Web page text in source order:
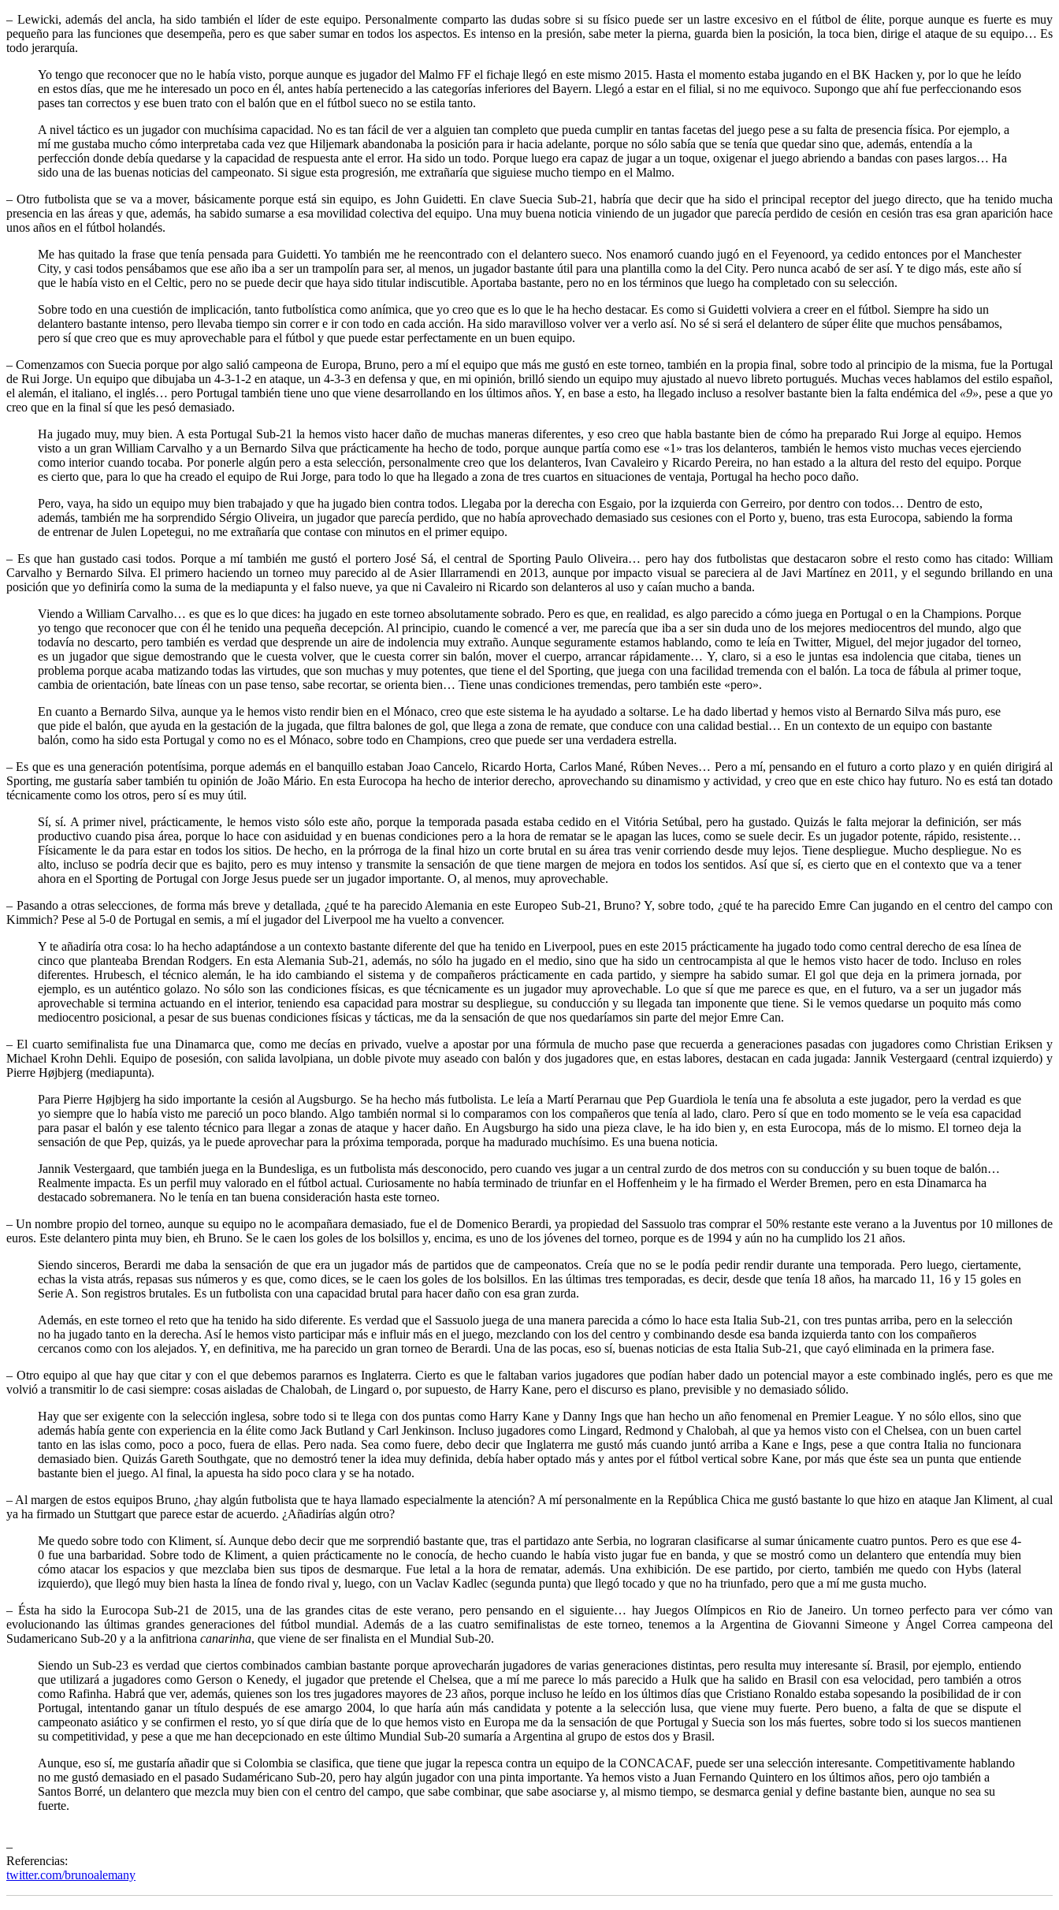
– Lewicki, además del ancla, ha sido también el líder de este equipo. Personalmente comparto las dudas sobre si su físico puede ser un lastre excesivo en el fútbol de élite, porque aunque es fuerte es muy
pequeño para las funciones que desempeña, pero es que saber sumar en todos los aspectos. Es intenso en la presión, sabe meter la pierna, guarda bien la posición, la toca bien, dirige el ataque de su equipo… Es
todo jerarquía.
Yo tengo que reconocer que no le había visto, porque aunque es jugador del Malmo FF el fichaje llegó en este mismo 2015. Hasta el momento estaba jugando en el BK Hacken y, por lo que he leído
en estos días, que me he interesado un poco en él, antes había pertenecido a las categorías inferiores del Bayern. Llegó a estar en el filial, si no me equivoco. Supongo que ahí fue perfeccionando esos
pases tan correctos y ese buen trato con el balón que en el fútbol sueco no se estila tanto.
A nivel táctico es un jugador con muchísima capacidad. No es tan fácil de ver a alguien tan completo que pueda cumplir en tantas facetas del juego pese a su falta de presencia física. Por ejemplo, a
mí me gustaba mucho cómo interpretaba cada vez que Hiljemark abandonaba la posición para ir hacia adelante, porque no sólo sabía que se tenía que quedar sino que, además, entendía a la
perfección donde debía quedarse y la capacidad de respuesta ante el error. Ha sido un todo. Porque luego era capaz de jugar a un toque, oxigenar el juego abriendo a bandas con pases largos… Ha
sido una de las buenas noticias del campeonato. Si sigue esta progresión, me extrañaría que siguiese mucho tiempo en el Malmo.
– Otro futbolista que se va a mover, básicamente porque está sin equipo, es John Guidetti. En clave Suecia Sub-21, habría que decir que ha sido el principal receptor del juego directo, que ha tenido mucha
presencia en las áreas y que, además, ha sabido sumarse a esa movilidad colectiva del equipo. Una muy buena noticia viniendo de un jugador que parecía perdido de cesión en cesión tras esa gran aparición hace
unos años en el fútbol holandés.
Me has quitado la frase que tenía pensada para Guidetti. Yo también me he reencontrado con el delantero sueco. Nos enamoró cuando jugó en el Feyenoord, ya cedido entonces por el Manchester
City, y casi todos pensábamos que ese año iba a ser un trampolín para ser, al menos, un jugador bastante útil para una plantilla como la del City. Pero nunca acabó de ser así. Y te digo más, este año sí
que le había visto en el Celtic, pero no se puede decir que haya sido titular indiscutible. Aportaba bastante, pero no en los términos que luego ha completado con su selección.
Sobre todo en una cuestión de implicación, tanto futbolística como anímica, que yo creo que es lo que le ha hecho destacar. Es como si Guidetti volviera a creer en el fútbol. Siempre ha sido un
delantero bastante intenso, pero llevaba tiempo sin correr e ir con todo en cada acción. Ha sido maravilloso volver ver a verlo así. No sé si será el delantero de súper élite que muchos pensábamos,
pero sí que creo que es muy aprovechable para el fútbol y que puede estar perfectamente en un buen equipo.
– Comenzamos con Suecia porque por algo salió campeona de Europa, Bruno, pero a mí el equipo que más me gustó en este torneo, también en la propia final, sobre todo al principio de la misma, fue la Portugal
de Rui Jorge. Un equipo que dibujaba un 4-3-1-2 en ataque, un 4-3-3 en defensa y que, en mi opinión, brilló siendo un equipo muy ajustado al nuevo libreto portugués. Muchas veces hablamos del estilo español,
el alemán, el italiano, el inglés… pero Portugal también tiene uno que viene desarrollando en los últimos años. Y, en base a esto, ha llegado incluso a resolver bastante bien la falta endémica del «9», pese a que yo
creo que en la final sí que les pesó demasiado.
Ha jugado muy, muy bien. A esta Portugal Sub-21 la hemos visto hacer daño de muchas maneras diferentes, y eso creo que habla bastante bien de cómo ha preparado Rui Jorge al equipo. Hemos
visto a un gran William Carvalho y a un Bernardo Silva que prácticamente ha hecho de todo, porque aunque partía como ese «1» tras los delanteros, también le hemos visto muchas veces ejerciendo
como interior cuando tocaba. Por ponerle algún pero a esta selección, personalmente creo que los delanteros, Ivan Cavaleiro y Ricardo Pereira, no han estado a la altura del resto del equipo. Porque
es cierto que, para lo que ha creado el equipo de Rui Jorge, para todo lo que ha llegado a zona de tres cuartos en situaciones de ventaja, Portugal ha hecho poco daño.
Pero, vaya, ha sido un equipo muy bien trabajado y que ha jugado bien contra todos. Llegaba por la derecha con Esgaio, por la izquierda con Gerreiro, por dentro con todos… Dentro de esto,
además, también me ha sorprendido Sérgio Oliveira, un jugador que parecía perdido, que no había aprovechado demasiado sus cesiones con el Porto y, bueno, tras esta Eurocopa, sabiendo la forma
de entrenar de Julen Lopetegui, no me extrañaría que contase con minutos en el primer equipo.
– Es que han gustado casi todos. Porque a mí también me gustó el portero José Sá, el central de Sporting Paulo Oliveira… pero hay dos futbolistas que destacaron sobre el resto como has citado: William
Carvalho y Bernardo Silva. El primero haciendo un torneo muy parecido al de Asier Illarramendi en 2013, aunque por impacto visual se pareciera al de Javi Martínez en 2011, y el segundo brillando en una
posición que yo definiría como la suma de la mediapunta y el falso nueve, ya que ni Cavaleiro ni Ricardo son delanteros al uso y caían mucho a banda.
Viendo a William Carvalho… es que es lo que dices: ha jugado en este torneo absolutamente sobrado. Pero es que, en realidad, es algo parecido a cómo juega en Portugal o en la Champions. Porque
yo tengo que reconocer que con él he tenido una pequeña decepción. Al principio, cuando le comencé a ver, me parecía que iba a ser sin duda uno de los mejores mediocentros del mundo, algo que
todavía no descarto, pero también es verdad que desprende un aire de indolencia muy extraño. Aunque seguramente estamos hablando, como te leía en Twitter, Miguel, del mejor jugador del torneo,
es un jugador que sigue demostrando que le cuesta volver, que le cuesta correr sin balón, mover el cuerpo, arrancar rápidamente… Y, claro, si a eso le juntas esa indolencia que citaba, tienes un
problema porque acaba matizando todas las virtudes, que son muchas y muy potentes, que tiene el del Sporting, que juega con una facilidad tremenda con el balón. La toca de fábula al primer toque,
cambia de orientación, bate líneas con un pase tenso, sabe recortar, se orienta bien… Tiene unas condiciones tremendas, pero también este «pero».
En cuanto a Bernardo Silva, aunque ya le hemos visto rendir bien en el Mónaco, creo que este sistema le ha ayudado a soltarse. Le ha dado libertad y hemos visto al Bernardo Silva más puro, ese
que pide el balón, que ayuda en la gestación de la jugada, que filtra balones de gol, que llega a zona de remate, que conduce con una calidad bestial… En un contexto de un equipo con bastante
balón, como ha sido esta Portugal y como no es el Mónaco, sobre todo en Champions, creo que puede ser una verdadera estrella.
– Es que es una generación potentísima, porque además en el banquillo estaban Joao Cancelo, Ricardo Horta, Carlos Mané, Rúben Neves… Pero a mí, pensando en el futuro a corto plazo y en quién dirigirá al
Sporting, me gustaría saber también tu opinión de João Mário. En esta Eurocopa ha hecho de interior derecho, aprovechando su dinamismo y actividad, y creo que en este chico hay futuro. No es está tan dotado
técnicamente como los otros, pero sí es muy útil.
Sí, sí. A primer nivel, prácticamente, le hemos visto sólo este año, porque la temporada pasada estaba cedido en el Vitória Setúbal, pero ha gustado. Quizás le falta mejorar la definición, ser más
productivo cuando pisa área, porque lo hace con asiduidad y en buenas condiciones pero a la hora de rematar se le apagan las luces, como se suele decir. Es un jugador potente, rápido, resistente…
Físicamente le da para estar en todos los sitios. De hecho, en la prórroga de la final hizo un corte brutal en su área tras venir corriendo desde muy lejos. Tiene despliegue. Mucho despliegue. No es
alto, incluso se podría decir que es bajito, pero es muy intenso y transmite la sensación de que tiene margen de mejora en todos los sentidos. Así que sí, es cierto que en el contexto que va a tener
ahora en el Sporting de Portugal con Jorge Jesus puede ser un jugador importante. O, al menos, muy aprovechable.
– Pasando a otras selecciones, de forma más breve y detallada, ¿qué te ha parecido Alemania en este Europeo Sub-21, Bruno? Y, sobre todo, ¿qué te ha parecido Emre Can jugando en el centro del campo con
Kimmich? Pese al 5-0 de Portugal en semis, a mí el jugador del Liverpool me ha vuelto a convencer.
Y te añadiría otra cosa: lo ha hecho adaptándose a un contexto bastante diferente del que ha tenido en Liverpool, pues en este 2015 prácticamente ha jugado todo como central derecho de esa línea de
cinco que planteaba Brendan Rodgers. En esta Alemania Sub-21, además, no sólo ha jugado en el medio, sino que ha sido un centrocampista al que le hemos visto hacer de todo. Incluso en roles
diferentes. Hrubesch, el técnico alemán, le ha ido cambiando el sistema y de compañeros prácticamente en cada partido, y siempre ha sabido sumar. El gol que deja en la primera jornada, por
ejemplo, es un auténtico golazo. No sólo son las condiciones físicas, es que técnicamente es un jugador muy aprovechable. Lo que sí que me parece es que, en el futuro, va a ser un jugador más
aprovechable si termina actuando en el interior, teniendo esa capacidad para mostrar su despliegue, su conducción y su llegada tan imponente que tiene. Si le vemos quedarse un poquito más como
mediocentro posicional, a pesar de sus buenas condiciones físicas y tácticas, me da la sensación de que nos quedaríamos sin parte del mejor Emre Can.
– El cuarto semifinalista fue una Dinamarca que, como me decías en privado, vuelve a apostar por una fórmula de mucho pase que recuerda a generaciones pasadas con jugadores como Christian Eriksen y
Michael Krohn Dehli. Equipo de posesión, con salida lavolpiana, un doble pivote muy aseado con balón y dos jugadores que, en estas labores, destacan en cada jugada: Jannik Vestergaard (central izquierdo) y
Pierre Højbjerg (mediapunta).
Para Pierre Højbjerg ha sido importante la cesión al Augsburgo. Se ha hecho más futbolista. Le leía a Martí Perarnau que Pep Guardiola le tenía una fe absoluta a este jugador, pero la verdad es que
yo siempre que lo había visto me pareció un poco blando. Algo también normal si lo comparamos con los compañeros que tenía al lado, claro. Pero sí que en todo momento se le veía esa capacidad
para pasar el balón y ese talento técnico para llegar a zonas de ataque y hacer daño. En Augsburgo ha sido una pieza clave, le ha ido bien y, en esta Eurocopa, más de lo mismo. El torneo deja la
sensación de que Pep, quizás, ya le puede aprovechar para la próxima temporada, porque ha madurado muchísimo. Es una buena noticia.
Jannik Vestergaard, que también juega en la Bundesliga, es un futbolista más desconocido, pero cuando ves jugar a un central zurdo de dos metros con su conducción y su buen toque de balón…
Realmente impacta. Es un perfil muy valorado en el fútbol actual. Curiosamente no había terminado de triunfar en el Hoffenheim y le ha firmado el Werder Bremen, pero en esta Dinamarca ha
destacado sobremanera. No le tenía en tan buena consideración hasta este torneo.
– Un nombre propio del torneo, aunque su equipo no le acompañara demasiado, fue el de Domenico Berardi, ya propiedad del Sassuolo tras comprar el 50% restante este verano a la Juventus por 10 millones de
euros. Este delantero pinta muy bien, eh Bruno. Se le caen los goles de los bolsillos y, encima, es uno de los jóvenes del torneo, porque es de 1994 y aún no ha cumplido los 21 años.
Siendo sinceros, Berardi me daba la sensación de que era un jugador más de partidos que de campeonatos. Creía que no se le podía pedir rendir durante una temporada. Pero luego, ciertamente,
echas la vista atrás, repasas sus números y es que, como dices, se le caen los goles de los bolsillos. En las últimas tres temporadas, es decir, desde que tenía 18 años, ha marcado 11, 16 y 15 goles en
Serie A. Son registros brutales. Es un futbolista con una capacidad brutal para hacer daño con esa gran zurda.
Además, en este torneo el reto que ha tenido ha sido diferente. Es verdad que el Sassuolo juega de una manera parecida a cómo lo hace esta Italia Sub-21, con tres puntas arriba, pero en la selección
no ha jugado tanto en la derecha. Así le hemos visto participar más e influir más en el juego, mezclando con los del centro y combinando desde esa banda izquierda tanto con los compañeros
cercanos como con los alejados. Y, en definitiva, me ha parecido un gran torneo de Berardi. Una de las pocas, eso sí, buenas noticias de esta Italia Sub-21, que cayó eliminada en la primera fase.
– Otro equipo al que hay que citar y con el que debemos pararnos es Inglaterra. Cierto es que le faltaban varios jugadores que podían haber dado un potencial mayor a este combinado inglés, pero es que me
volvió a transmitir lo de casi siempre: cosas aisladas de Chalobah, de Lingard o, por supuesto, de Harry Kane, pero el discurso es plano, previsible y no demasiado sólido.
Hay que ser exigente con la selección inglesa, sobre todo si te llega con dos puntas como Harry Kane y Danny Ings que han hecho un año fenomenal en Premier League. Y no sólo ellos, sino que
además había gente con experiencia en la élite como Jack Butland y Carl Jenkinson. Incluso jugadores como Lingard, Redmond y Chalobah, al que ya hemos visto con el Chelsea, con un buen cartel
tanto en las islas como, poco a poco, fuera de ellas. Pero nada. Sea como fuere, debo decir que Inglaterra me gustó más cuando juntó arriba a Kane e Ings, pese a que contra Italia no funcionara
demasiado bien. Quizás Gareth Southgate, que no demostró tener la idea muy definida, debía haber optado más y antes por el fútbol vertical sobre Kane, por más que éste sea un punta que entiende
bastante bien el juego. Al final, la apuesta ha sido poco clara y se ha notado.
– Al margen de estos equipos Bruno, ¿hay algún futbolista que te haya llamado especialmente la atención? A mí personalmente en la República Chica me gustó bastante lo que hizo en ataque Jan Kliment, al cual
ya ha firmado un Stuttgart que parece estar de acuerdo. ¿Añadirías algún otro?
Me quedo sobre todo con Kliment, sí. Aunque debo decir que me sorprendió bastante que, tras el partidazo ante Serbia, no lograran clasificarse al sumar únicamente cuatro puntos. Pero es que ese 4-
0 fue una barbaridad. Sobre todo de Kliment, a quien prácticamente no le conocía, de hecho cuando le había visto jugar fue en banda, y que se mostró como un delantero que entendía muy bien
cómo atacar los espacios y que mezclaba bien sus tipos de desmarque. Fue letal a la hora de rematar, además. Una exhibición. De ese partido, por cierto, también me quedo con Hybs (lateral
izquierdo), que llegó muy bien hasta la línea de fondo rival y, luego, con un Vaclav Kadlec (segunda punta) que llegó tocado y que no ha triunfado, pero que a mí me gusta mucho.
– Ésta ha sido la Eurocopa Sub-21 de 2015, una de las grandes citas de este verano, pero pensando en el siguiente… hay Juegos Olímpicos en Rio de Janeiro. Un torneo perfecto para ver cómo van
evolucionando las últimas grandes generaciones del fútbol mundial. Además de a las cuatro semifinalistas de este torneo, tenemos a la Argentina de Giovanni Simeone y Ángel Correa campeona del
Sudamericano Sub-20 y a la anfitriona canarinha, que viene de ser finalista en el Mundial Sub-20.
Siendo un Sub-23 es verdad que ciertos combinados cambian bastante porque aprovecharán jugadores de varias generaciones distintas, pero resulta muy interesante sí. Brasil, por ejemplo, entiendo
que utilizará a jugadores como Gerson o Kenedy, el jugador que pretende el Chelsea, que a mí me parece lo más parecido a Hulk que ha salido en Brasil con esa velocidad, pero también a otros
como Rafinha. Habrá que ver, además, quienes son los tres jugadores mayores de 23 años, porque incluso he leído en los últimos días que Cristiano Ronaldo estaba sopesando la posibilidad de ir con
Portugal, intentando ganar un título después de ese amargo 2004, lo que haría aún más candidata y potente a la selección lusa, que viene muy fuerte. Pero bueno, a falta de que se dispute el
campeonato asiático y se confirmen el resto, yo sí que diría que de lo que hemos visto en Europa me da la sensación de que Portugal y Suecia son los más fuertes, sobre todo si los suecos mantienen
su competitividad, y pese a que me han decepcionado en este último Mundial Sub-20 sumaría a Argentina al grupo de estos dos y Brasil.
Aunque, eso sí, me gustaría añadir que si Colombia se clasifica, que tiene que jugar la repesca contra un equipo de la CONCACAF, puede ser una selección interesante. Competitivamente hablando
no me gustó demasiado en el pasado Sudaméricano Sub-20, pero hay algún jugador con una pinta importante. Ya hemos visto a Juan Fernando Quintero en los últimos años, pero ojo también a
Santos Borré, un delantero que mezcla muy bien con el centro del campo, que sabe combinar, que sabe asociarse y, al mismo tiempo, se desmarca genial y define bastante bien, aunque no sea su
fuerte.
–
Referencias:
twitter.com/brunoalemany